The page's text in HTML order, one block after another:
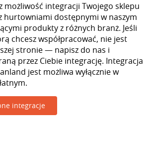
możliwość integracji Twojego sklepu
hurtowniami dostępnymi w naszym
produkty z różnych branż. Jeśli
chcesz współpracować, nie jest
stronie — napisz do nas i
przez Ciebie integrację. Integracja
jest możliwa wyłącznie w
integracje